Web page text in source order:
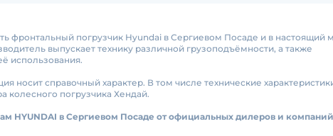
фронтальный погрузчик Hyundai в Сергиевом Посаде и в настоящий
выпускает технику различной грузоподъёмности, а также
использования.
носит справочный характер. В том числе технические
колесного погрузчика Хендай.
HYUNDAI в Сергиевом Посаде от официальных дилеров и